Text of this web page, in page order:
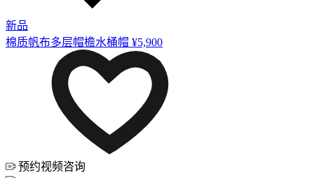
新品
棉质帆布多层帽檐水桶帽 ¥5,900
预约视频咨询